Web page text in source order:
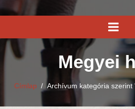
Megyei
Címlap / Archívum kategória szerint